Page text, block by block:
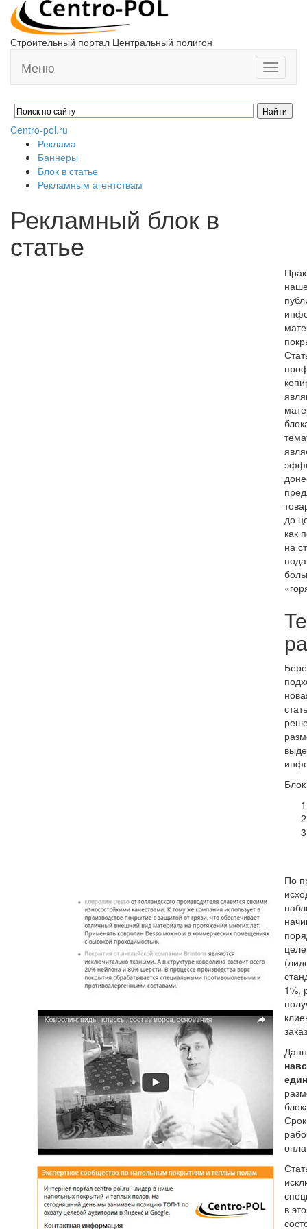
Строительный портал Центральный полигон
Toggle
Меню
Centro-pol.ru
Реклама
Баннеры
Блок в статье
Рекламным агентствам
Рекламный блок в
статье
до
как
на
По
1%,
в